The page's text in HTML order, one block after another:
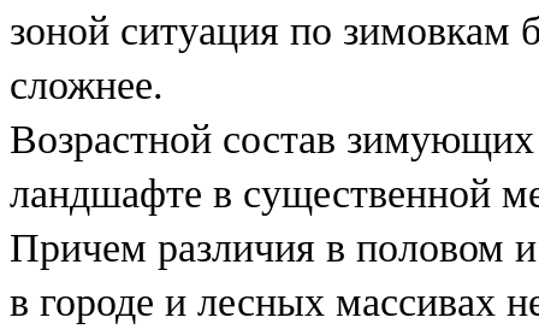
зоной ситуация по зимовкам
сложнее.
Возрастной состав
ландшафте в существенной
Причем различия в половом
в городе и лесных массивах